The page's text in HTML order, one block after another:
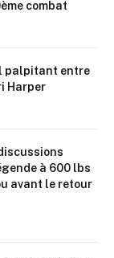
combat
palpitant entre
Harper
à 600 lbs
avant le retour